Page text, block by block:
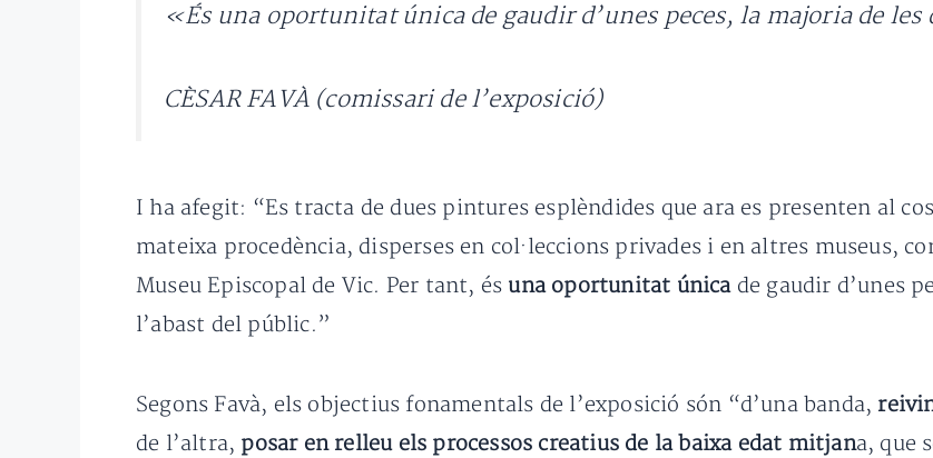
«És una oportunitat única de gaudir d’unes peces, la majoria de
CÈSAR FAVÀ (comissari de l’exposició)
I ha afegit: “Es tracta de dues pintures esplèndides que ara es presenten al
mateixa procedència, disperses en col·leccions privades i en altres museus,
Museu Episcopal de Vic. Per tant, és una oportunitat únicade gaudir d’unes
l’abast del públic.”
Segons Favà, els objectius fonamentals de l’exposició són “d’una banda,
de l’altra, posar en relleu els processos creatius de la baixa edat mitjana, que